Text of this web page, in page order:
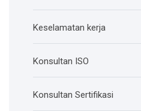
Keselamatan kerja
Konsultan ISO
Konsultan Sertifikasi